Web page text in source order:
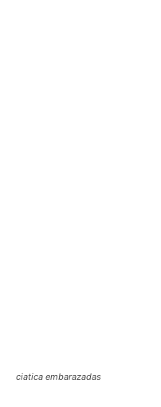
ciatica embarazadas